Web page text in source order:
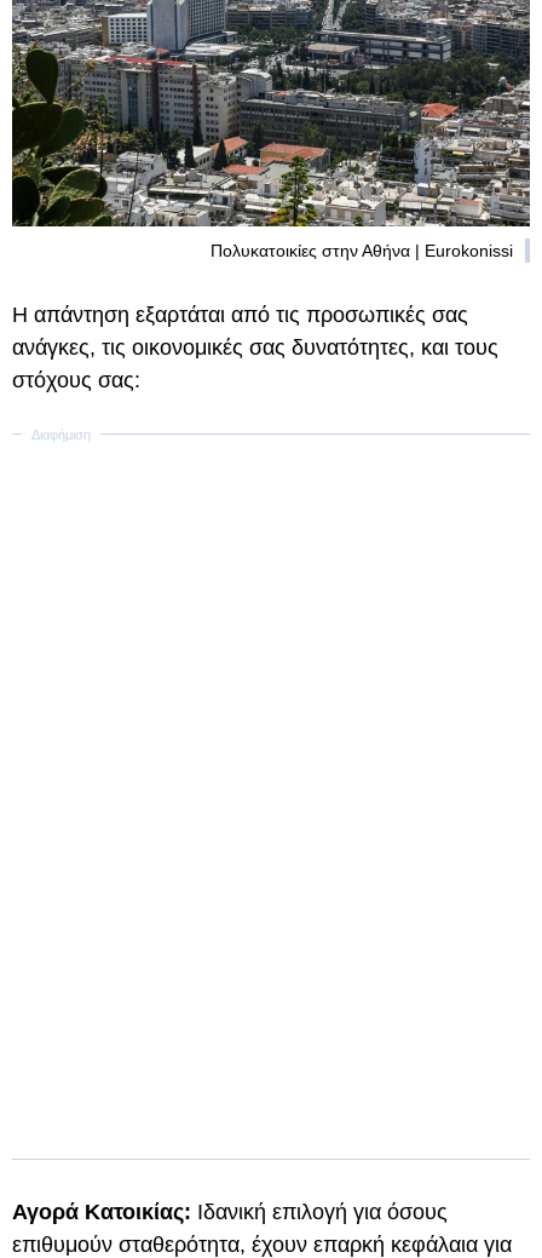
Πολυκατοικίες στην Αθήνα | Eurokonissi
Η απάντηση εξαρτάται από τις προσωπικές σας
ανάγκες, τις οικονομικές σας δυνατότητες, και τους
στόχους σας:
Αγορά Κατοικίας: Ιδανική επιλογή για όσους
επιθυμούν σταθερότητα, έχουν επαρκή κεφάλαια για